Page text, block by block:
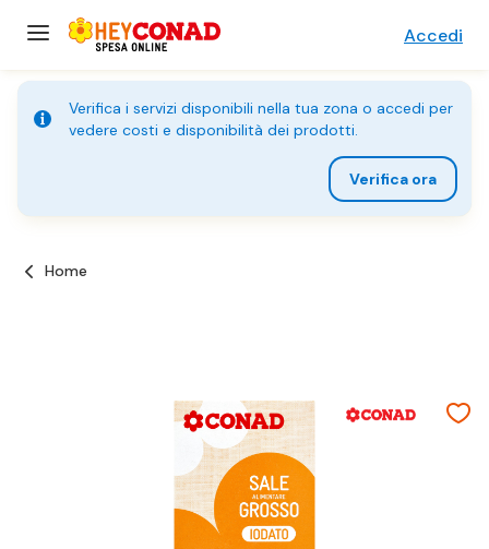
Accedi
Verifica i servizi disponibili nella tua zona o accedi per
vedere costi e disponibilità dei prodotti.
Verifica ora
Home